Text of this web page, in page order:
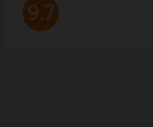
9.7